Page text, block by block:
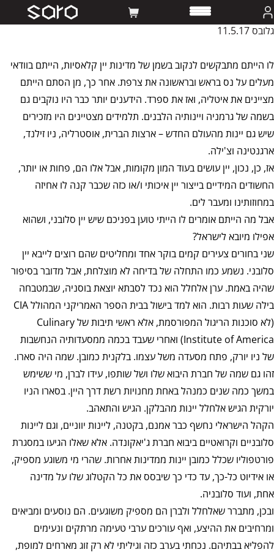
נכנס יין – חיליק טועם סלובניה.
גלובס 11.5.17
לו הייתם מתבקשים לנקוב בשמן של מדינות יין קלאסיות, הייתם בוודאי
מעלים על נס בראש ובראשונה את צרפת. אחר כך, מן הסתם הייתם
מציינים את איטליה, ואז את ספרד. הידענים יותר כבר היו נוקבים גם
בשמה של גרמניה ויינותיה הלבנים. תלמידים מצטיינים היו מזכירים
שיש גם יינות מהעולם החדש – ארצות הברית, אוסטרליה, ניו זילנד,
ארגנטינה וצ'ילה.
אז, כן, נכון, יין עושים בעוד המון מקומות, אבל אלו הם, פחות או יותר,
החשודים המידיים בייצור יין איכותי ו/או כזה שכבר קנה לו אחיזה
במחוזותינו ומעבר לים.
אבל מה הייתם אומרים לו הייתי טוען בפניכם שיש יין סלובני, ושהוא
אפילו מיובא לישראל?
שני בחורים צעירים קמים בוקר אחד ומחליטים שהם רוצים לייבא יין
סלובני. נשמע כמו התחלה של בדיחה לא מוצלחת, אבל מדובר בסיפור
שהיה באמת. ערן אלחלל הוא נכד לסבתא יוצאת בוסניה, שבמטבחה
בילה שעות רבות. הוא למד בישול בבית הספר האמריקני המהולל CIA
(לא סוכנות הריגול המפורסמת, אלא ראשי תיבות של Culinary
Institute of America) ואחרי שעבד בכמה ממסעדותיה הנחשבות
של ניו יורק, פתח מסעדה משל עצמו. בלקנית כמובן. שמה היה סארו.
זהו גם שמה של חברת היבוא שלו ושל שותפו, עידו לברן, מי ששימש
במשך כמה שנים כמנהל באחת מחנויות רשת דרך היין. בסארו הניו
יורקית הגיש אלחלל יינות מהבלקן. הגיש והתאהב.
הקהל הישראלי נחשף כבר אמנם, בקטנה, ליינות יווניים, וגם ליינות
סלובניים וקרואטיים ביבוא חברת ג'יאקונדה. אלא שאלו הגיעו במסגרת
פורטפוליו שכלל כמובן יינות ממדינות אחרות. שהרי מי משוגע מספיק,
או אידיוט כל-כך, עד כדי כך שיבסס את כל הקטלוג שלו על מדינה
אחת, ועוד סלובניה.
ובכן, מתברר שאלחלל ולברן הם מספיק משוגעים. הם נוסעים ומביאים
ומרחיבים את ההיצע, ואף עורכים ערבי טעימה מרתקים ונעימים
להפליא בבתיהם. נכחתי בערב כזה וגיליתי לא רק זוג מארחים למופת,